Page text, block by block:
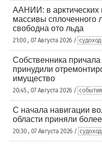
ААНИИ: в арктических
массивы сплоченного
свободна ото льда
21:00 , 07 Августа 2026 /
Собственника
принудили
имущество
20:45 , 07 Августа 2026 / события
С начала навигации
области приняли
20:30 , 07 Августа 2026 /